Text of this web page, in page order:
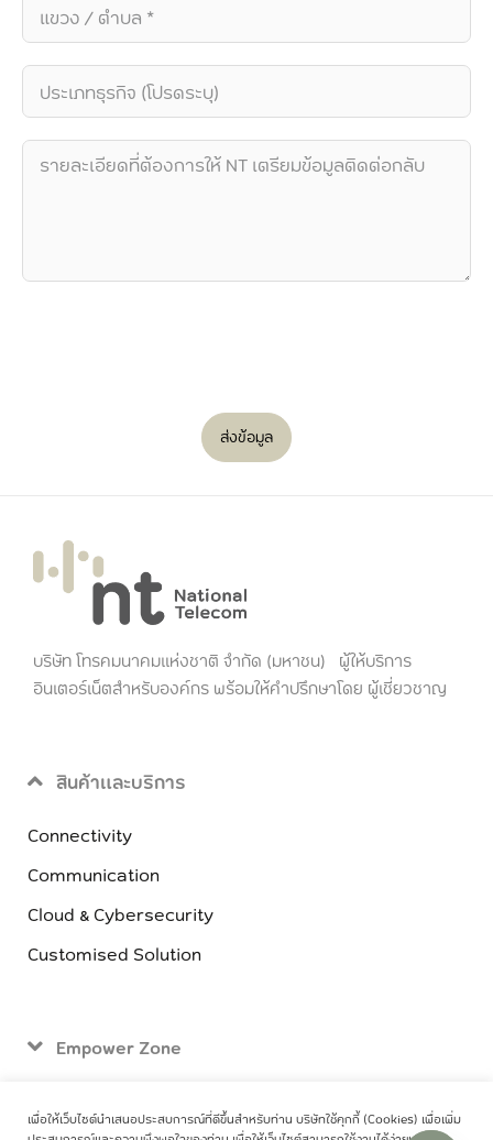
ส่งข้อมูล
บริษัท โทรคมนาคมแห่งชาติ จำกัด (มหาชน) ผู้ให้บริการ
อินเตอร์เน็ตสำหรับองค์กร พร้อมให้คำปรึกษาโดย ผู้เชี่ยวชาญ
สินค้าและบริการ
Connectivity
Communication
Cloud & Cybersecurity
Customised Solution
Empower Zone
เพื่อให้เว็บไซต์นำเสนอประสบการณ์ที่ดีขึ้นสำหรับท่าน บริษัทใช้คุกกี้ (Cookies) เพื่อเพิ่ม